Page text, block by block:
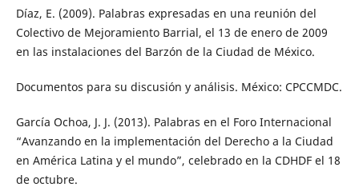
Díaz, E. (2009). Palabras expresadas en una reunión del
Colectivo de Mejoramiento Barrial, el 13 de enero de 2009
en las instalaciones del Barzón de la Ciudad de México.
Documentos para su discusión y análisis. México: CPCCMDC.
García Ochoa, J. J. (2013). Palabras en el Foro Internacional
“Avanzando en la implementación del Derecho a la Ciudad
en América Latina y el mundo”, celebrado en la CDHDF el 18
de octubre.